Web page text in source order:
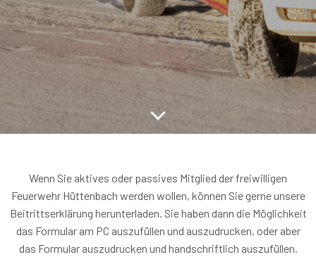
Wenn Sie aktives oder passives Mitglied der freiwilligen
Feuerwehr Hüttenbach werden wollen, können Sie gerne unsere
Beitrittserklärung herunterladen. Sie haben dann die Möglichkeit
das Formular am PC auszufüllen und auszudrucken, oder aber
das Formular auszudrucken und handschriftlich auszufüllen.